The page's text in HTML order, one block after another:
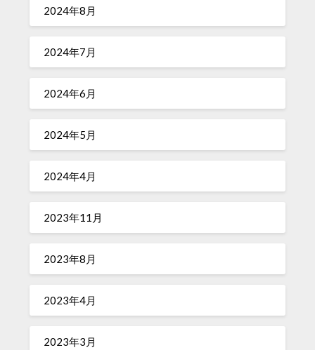
2024年8月
2024年7月
2024年6月
2024年5月
2024年4月
2023年11月
2023年8月
2023年4月
2023年3月